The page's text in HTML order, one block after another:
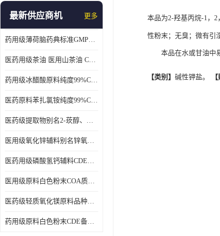
最新供应商机 更多
药用级薄荷脑药典标准GMP工厂
医药用级茶油 医用山茶油 COA质检 价格优 原料药
药用级冰醋酸原料纯度99%CDE备案COA质检
医药原料苯扎氯铵纯度99%CDE备案500g/瓶
医药级提取物别名2-莰醇、龙脑1kg/袋
医用级氧化锌辅料别名锌氧粉CDE备案cas1314-13-2
医药用级磷酸氢钙辅料CDE备案CAS7757-93-9
医用级原料白色粉末COA质检同行CAS113-92-8
医药级轻质氧化镁原料品种多 有 质量好GMP认证 CDE备案
药用级原料白色粉末CDE备案cas56-75-7
本品为2-羟基丙烷-1，
性粉末；无臭；微有引
本品在水或甘油中
【类别】 碱性钾盐。